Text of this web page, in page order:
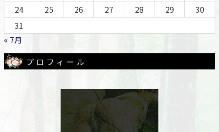
24
25 26 27 28 29
30
31
« 7月
プロフィール